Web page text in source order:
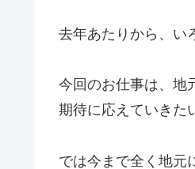
去年あたりから、い
今回のお仕事は、地
期待に応えていきた
では今まで全く地元